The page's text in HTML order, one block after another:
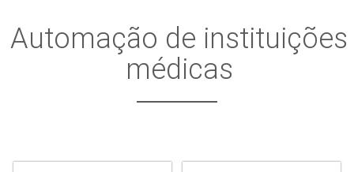
Automação de instituições
médicas